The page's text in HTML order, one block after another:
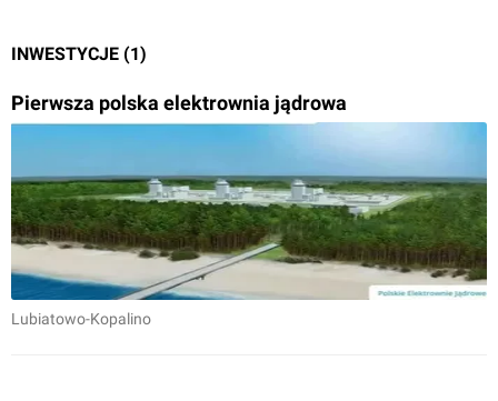
INWESTYCJE (1)
Pierwsza polska elektrownia jądrowa
Lubiatowo-Kopalino